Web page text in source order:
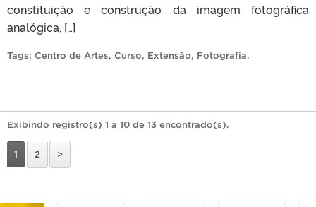
constituição e construção da imagem fotográfica
analógica, […]
Tags: Centro de Artes, Curso, Extensão, Fotografia.
Exibindo registro(s) 1 a 10 de 13 encontrado(s).
1 2 >